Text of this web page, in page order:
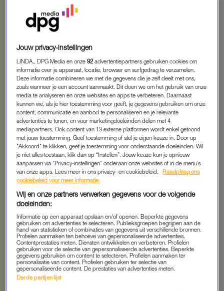
En volgens kijkers deed hij dat allesbehalve onverdienstelijk.
OPVOLGER
Sterker nog: velen zijn enthousiast over hem en noemen hem
zelfs een mogelijke opvolger van Martijn Krabbé, die vanwege
zijn ziekte het stokje (deels) heeft moeten overdragen.
Vedder mocht hiervoor helemaal afreizen naar het zuiden van
Nederland, naar Geleen om precies te zijn. Daar verraste hij
Lars en Delie, die op zoek waren naar een droomwoning met
veel slaapkamers vanwege hun samengestelde gezin. En dat
presenteren deed hij met verve.
POSITIEVE REACTIES
Zo blijkt ook uit de vele positieve reacties die verzameld
werden op X. ‘Ik vond Buddy het goed doen, mochten ze een
vaste presentator zoeken mag hij het best doen.’ En: ‘Ik vind
Buddy het leuk doen. Jongere versie van Martijn.’
#kopenzonderkijkenIk vind dat hij het leuk doet!!
#kzk
pic.twitter.com/hytrpo49ag
Jouw privacy-instellingen
LINDA., DPG Media en onze92 advertentiepartners gebruiken cookies om
informatie over je apparaat, locatie, browser en surfgedrag te verzamelen.
Deze informatie combineren we met de gegevens die je zelf deelt met ons,
zoals wanneer je een account aanmaakt. Dit doen we om het gebruik van onze
media te analyseren en onze websites en apps te verbeteren. Daarnaast
kunnen we, als je hier toestemming voor geeft, je gegevens gebruiken om onze
content, communicatie en aanbod te personaliseren en je relevante
advertenties te tonen, en voor marketingdoeleinden delen met 4
mediapartners. Ook content van 13 externe platformen wordt enkel getoond
met jouw toestemming. Geef toestemming of stel je eigen keuze in. Door op
"Akkoord" te klikken, geef je toestemming voor onderstaande doeleinden. Wil
je niet alles toestaan, klik dan op “Instellen”. Jouw keuze kun je opnieuw
aanpassen via “Privacy-instellingen” onderaan onze websites of in de menu’s
van onze apps. Lees meer in ons privacy- en cookiebeleid.
Raadpleeg ons
cookiebeleid voor meer informatie.
Wij en onze partners verwerken gegevens voor de volgende
doeleinden:
Informatie op een apparaat opslaan en/of openen. Beperkte gegevens
gebruiken om advertenties te selecteren. Publieksgroepen begrijpen aan de
hand van statistieken of combinaties van gegevens uit verschillende bronnen.
Profielen aanmaken ten behoeve van gepersonaliseerde advertenties.
Contentprestaties meten. Diensten ontwikkelen en verbeteren. Profielen
gebruiken voor de selectie van gepersonaliseerde advertenties. Beperkte
gegevens gebruiken om content te selecteren. Profielen aanmaken ter
personalisatie van content. Profielen gebruiken ter selectie van
gepersonaliseerde content. De prestaties van advertenties meten.
Derde partijen lijst